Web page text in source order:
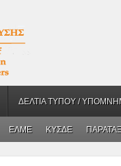
ΔΕΛΤΙΑ ΤΥΠΟΥ /
ΕΛΜΕ ΚΥΣΔΕ